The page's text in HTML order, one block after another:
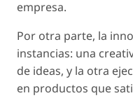
empresa.
Por otra parte, la
instancias: una
de ideas, y la otra
en productos que